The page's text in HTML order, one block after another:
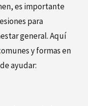
es importante
para
general. Aquí
y formas en
ayudar: